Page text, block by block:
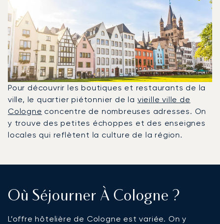
Pour découvrir les boutiques et restaurants de la
ville, le quartier piétonnier de la vieille ville de
Cologne concentre de nombreuses adresses. On
y trouve des petites échoppes et des enseignes
locales qui reflètent la culture de la région.
Où Séjourner À Cologne ?
L’offre hôtelière de Cologne est variée. On y